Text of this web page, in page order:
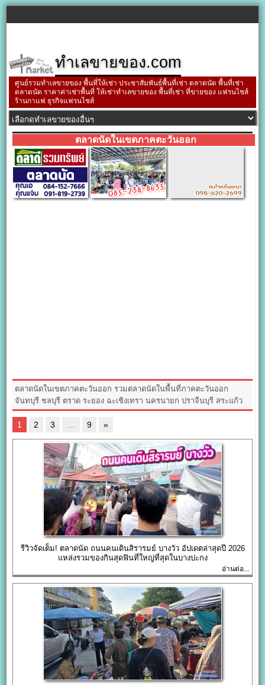
ทำเลขายของ.com
ศูนย์รวมทำเลขายของ พื้นที่ให้เช่า ประชาสัมพันธ์พื้นที่เช่า ตลาดนัด พื้นที่เช่า
ตลาดนัด ราคาค่าเช่าพื้นที่ ให้เช่าทำเลขายของ พื้นที่เช่า ที่ขายของ แฟรนไชส์
ร้านกาแฟ ธุรกิจแฟรนไชส์
ตลาดนัดในเขตภาคตะวันออก
ตลาดนัดในเขตภาคตะวันออก รวมตลาดนัดในพื้นที่ภาคตะวันออก
จันทบุรี ชลบุรี ตราด ระยอง ฉะเชิงเทรา นครนายก ปราจีนบุรี สระแก้ว
1 2 3 9 »
รีวิวจัดเต็ม! ตลาดนัด ถนนคนเดินสิรารมย์ บางวัว อัปเดตล่าสุดปี 2026
แหล่งรวมของกินสุดฟินที่ใหญ่ที่สุดในบางปะกง
อ่านต่อ...